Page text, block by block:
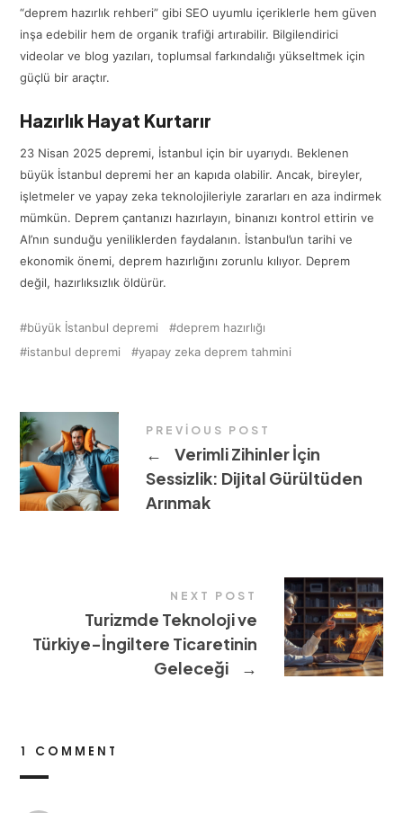
“deprem hazırlık rehberi” gibi SEO uyumlu içeriklerle hem güven
inşa edebilir hem de organik trafiği artırabilir. Bilgilendirici
videolar ve blog yazıları, toplumsal farkındalığı yükseltmek için
güçlü bir araçtır.
Hazırlık Hayat Kurtarır
23 Nisan 2025 depremi, İstanbul için bir uyarıydı. Beklenen
büyük İstanbul depremi her an kapıda olabilir. Ancak, bireyler,
işletmeler ve yapay zeka teknolojileriyle zararları en aza indirmek
mümkün. Deprem çantanızı hazırlayın, binanızı kontrol ettirin ve
AI’nın sunduğu yeniliklerden faydalanın. İstanbul’un tarihi ve
ekonomik önemi, deprem hazırlığını zorunlu kılıyor. Deprem
değil, hazırlıksızlık öldürür.
büyük İstanbul depremi
deprem hazırlığı
istanbul depremi
yapay zeka deprem tahmini
PREVIOUS POST
←
Verimli Zihinler İçin
Sessizlik: Dijital Gürültüden
Arınmak
NEXT POST
Turizmde Teknoloji ve
Türkiye-İngiltere Ticaretinin
Geleceği
→
1 COMMENT